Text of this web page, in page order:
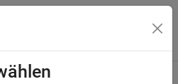
Off-Canvas-